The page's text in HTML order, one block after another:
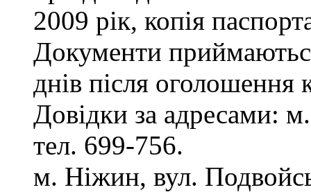
2009 рік, копія
Документи
днів після оголошення
Довідки за адресами:
тел. 699-756.
м. Ніжин, вул.